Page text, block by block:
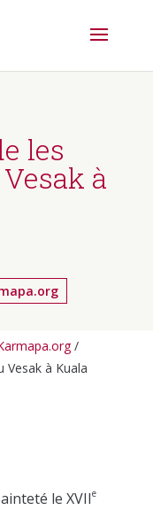
les
à
/
Vesak à Kuala
le XVIIe